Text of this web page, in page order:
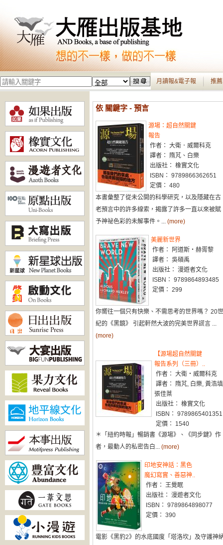
月讀報&電子報 推
依 關鍵字 - 預言
源場：超自然關鍵
報告
作者： 大衛．威爾科克
譯者： 隋芃、白樂
出版社： 橡實文化
ISBN： 9789866362651
定價： 480
本書彙整了從未公開的科學研究，以及隱藏在古
老預言中的許多線索，揭露了許多一直以來被賦
予神祕色彩的未解事件。... (more)
美麗新世界
作者： 阿道斯・赫胥黎
譯者： 吳碩禹
出版社： 漫遊者文化
ISBN： 9789864893485
定價： 299
你嚮往一個只有快樂、不需思考的世界嗎？ 20世
紀的《黑鏡》 引起軒然大波的完美世界謊言 ...
(more)
【源場超自然關鍵
報告系列（三冊）..
作者： 大衛‧威爾科克
譯者： 隋芃, 白樂, 黃浩
張佳棻
出版社： 橡實文化
ISBN： 9789865401351
定價： 1540
＊「紐約時報」暢銷書《源場》、《同步鍵》作
者，最動人的私密告白... (more)
印地安神話：黑色
魔幻寫實、善惡神..
作者： 王覺眠
出版社： 漫遊者文化
ISBN： 9789864898077
定價： 390
電影《黑豹2》的水底國度「塔洛坎」及守護神